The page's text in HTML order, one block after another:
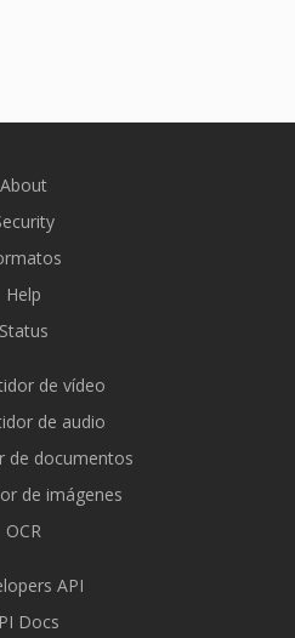
About
Help
Status
de vídeo
de audio
de documentos
de imágenes
OCR
API
Docs